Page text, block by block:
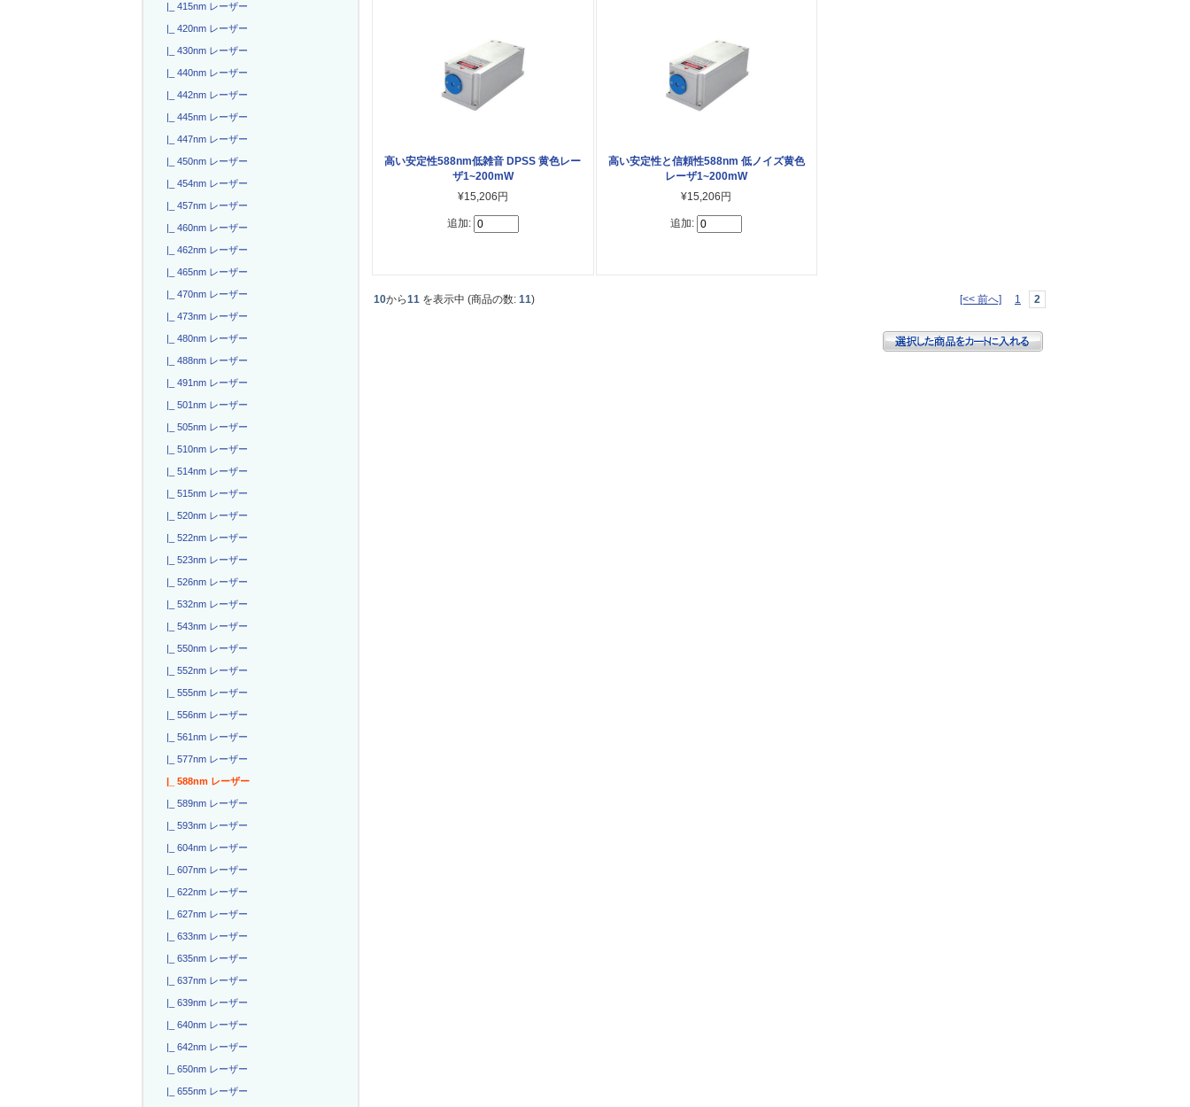
|_ 415nm レーザー
|_ 420nm レーザー
|_ 430nm レーザー
|_ 440nm レーザー
|_ 442nm レーザー
|_ 445nm レーザー
|_ 447nm レーザー
|_ 450nm レーザー
|_ 454nm レーザー
|_ 457nm レーザー
|_ 460nm レーザー
|_ 462nm レーザー
|_ 465nm レーザー
|_ 470nm レーザー
|_ 473nm レーザー
|_ 480nm レーザー
|_ 488nm レーザー
|_ 491nm レーザー
|_ 501nm レーザー
|_ 505nm レーザー
|_ 510nm レーザー
|_ 514nm レーザー
|_ 515nm レーザー
|_ 520nm レーザー
|_ 522nm レーザー
|_ 523nm レーザー
|_ 526nm レーザー
|_ 532nm レーザー
|_ 543nm レーザー
|_ 550nm レーザー
|_ 552nm レーザー
|_ 555nm レーザー
|_ 556nm レーザー
|_ 561nm レーザー
|_ 577nm レーザー
|_ 588nm レーザー
|_ 589nm レーザー
|_ 593nm レーザー
|_ 604nm レーザー
|_ 607nm レーザー
|_ 622nm レーザー
|_ 627nm レーザー
|_ 633nm レーザー
|_ 635nm レーザー
|_ 637nm レーザー
|_ 639nm レーザー
|_ 640nm レーザー
|_ 642nm レーザー
|_ 650nm レーザー
|_ 655nm レーザー
高い安定性588nm低雑音 DPSS 黄色レー
ザ1~200mW
¥15,206円
追加:
高い安定性と信頼性588nm 低ノイズ黄色
レーザ1~200mW
¥15,206円
追加:
10から11 を表示中 (商品の数:11) [<< 前へ] 1 2